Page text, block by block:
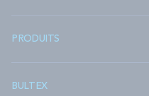
PRODUITS
BULTEX